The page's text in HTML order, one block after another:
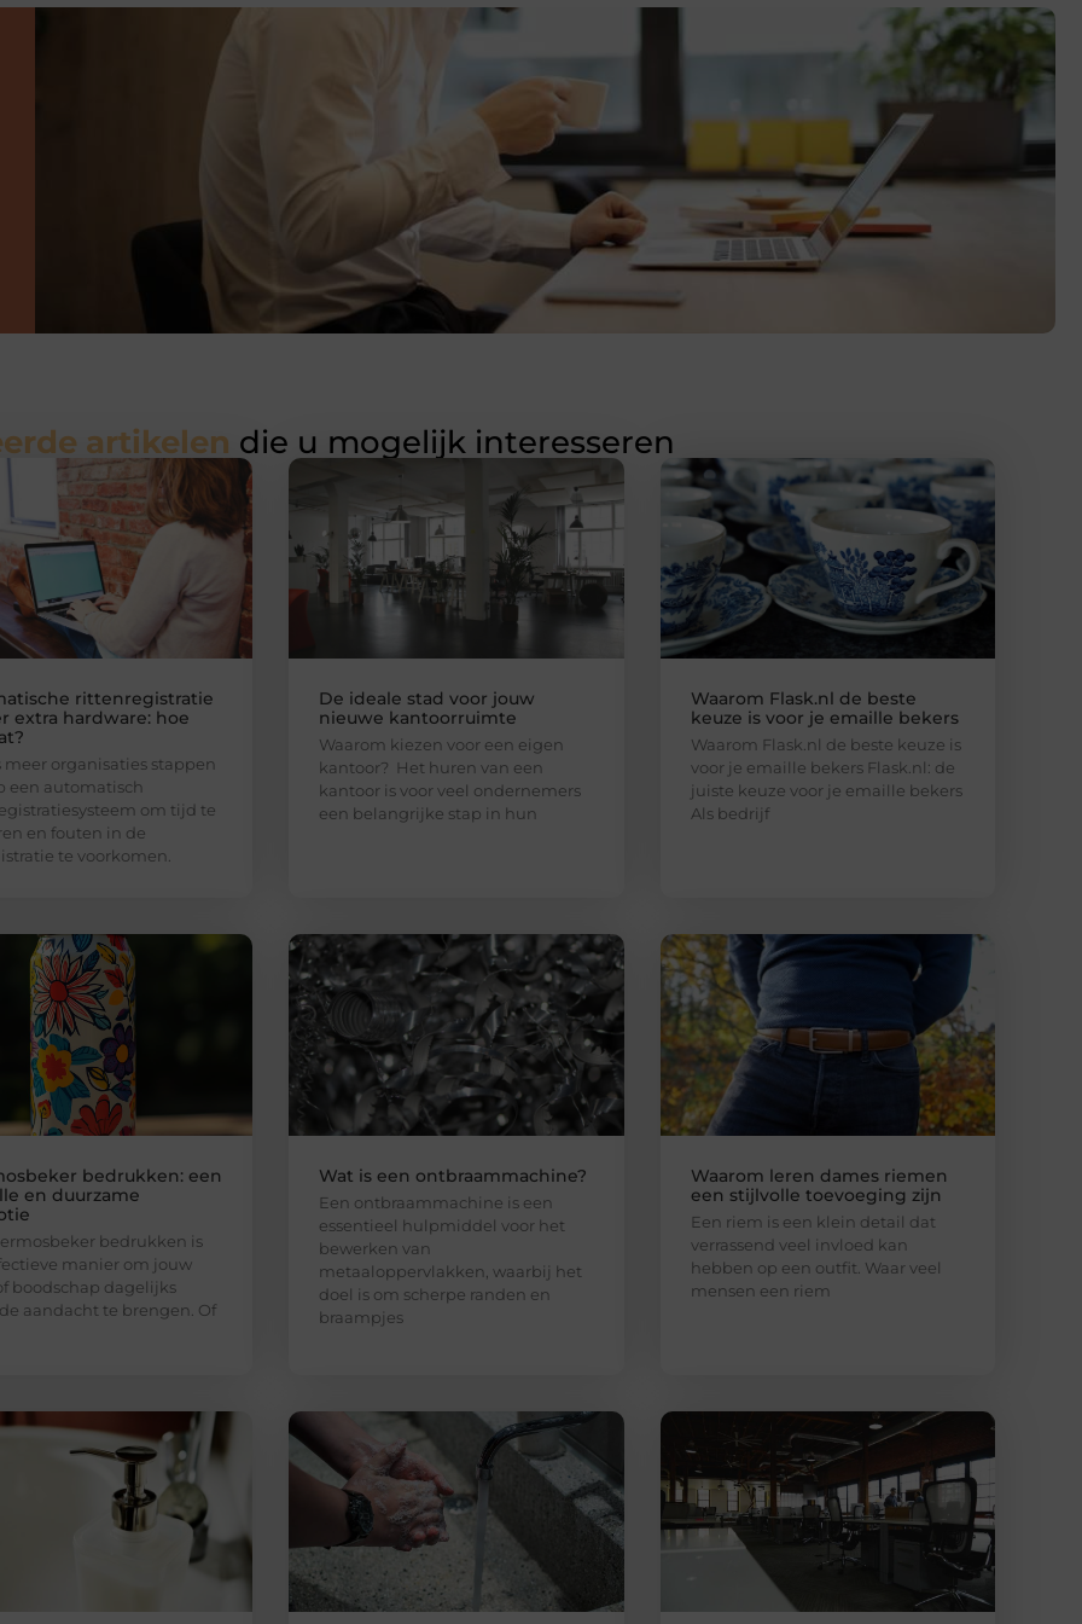
artikelen die u mogelijk interesseren
rittenregistratie
extra hardware: hoe
meer organisaties stappen
een automatisch
om tijd te
en fouten in de
te voorkomen.
De ideale stad voor jouw
nieuwe kantoorruimte
Waarom kiezen voor een eigen
kantoor? Het huren van een
kantoor is voor veel ondernemers
een belangrijke stap in hun
Waarom Flask.nl de beste
keuze is voor je emaille bekers
Waarom Flask.nl de beste keuze is
voor je emaille bekers Flask.nl: de
juiste keuze voor je emaille bekers
Als bedrijf
bedrukken: een
en duurzame
bedrukken is
manier om jouw
boodschap dagelijks
aandacht te brengen. Of
Wat is een ontbraammachine?
Een ontbraammachine is een
essentieel hulpmiddel voor het
bewerken van
metaaloppervlakken, waarbij het
doel is om scherpe randen en
braampjes
Waarom leren dames riemen
een stijlvolle toevoeging zijn
Een riem is een klein detail dat
verrassend veel invloed kan
hebben op een outfit. Waar veel
mensen een riem